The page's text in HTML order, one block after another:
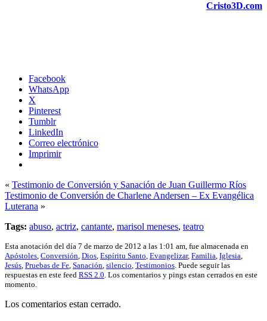
Cristo3D.com
Facebook
WhatsApp
X
Pinterest
Tumblr
LinkedIn
Correo electrónico
Imprimir
« Testimonio de Conversión y Sanación de Juan Guillermo Ríos
Testimonio de Conversión de Charlene Andersen – Ex Evangélica
Luterana »
Tags: abuso, actriz, cantante, marisol meneses, teatro
Esta anotación del día 7 de marzo de 2012 a las 1:01 am, fue almacenada en
Apóstoles, Conversión, Dios, Espíritu Santo, Evangelizar, Familia, Iglesia,
Jesús, Pruebas de Fe, Sanación, silencio, Testimonios. Puede seguir las
respuestas en este feed RSS 2.0. Los comentarios y pings estan cerrados en este
momento.
Los comentarios estan cerrado.